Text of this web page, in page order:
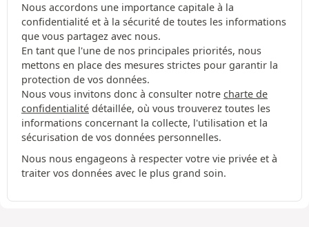
Nous accordons une importance capitale à la
confidentialité et à la sécurité de toutes les informations
que vous partagez avec nous.
En tant que l'une de nos principales priorités, nous
mettons en place des mesures strictes pour garantir la
protection de vos données.
Nous vous invitons donc à consulter notre charte de
confidentialité détaillée, où vous trouverez toutes les
informations concernant la collecte, l'utilisation et la
sécurisation de vos données personnelles.
Nous nous engageons à respecter votre vie privée et à
traiter vos données avec le plus grand soin.